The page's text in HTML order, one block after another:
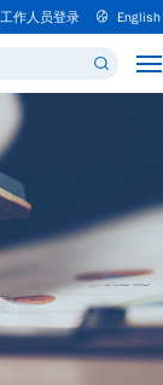
作人员登录 English